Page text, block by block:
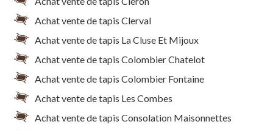
Achat vente de tapis Clerval
Achat vente de tapis La Cluse Et Mijoux
Achat vente de tapis Colombier Chatelot
Achat vente de tapis Colombier Fontaine
Achat vente de tapis Les Combes
Achat vente de tapis Consolation Maisonnettes